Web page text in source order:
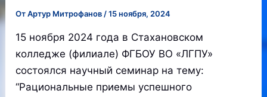
ОтАртур Митрофанов /15 ноября, 2024
15 ноября 2024 года в Стахановском
колледже (филиале) ФГБОУ ВО «ЛГПУ»
состоялся научный семинар на тему:
“Рациональные приемы успешного